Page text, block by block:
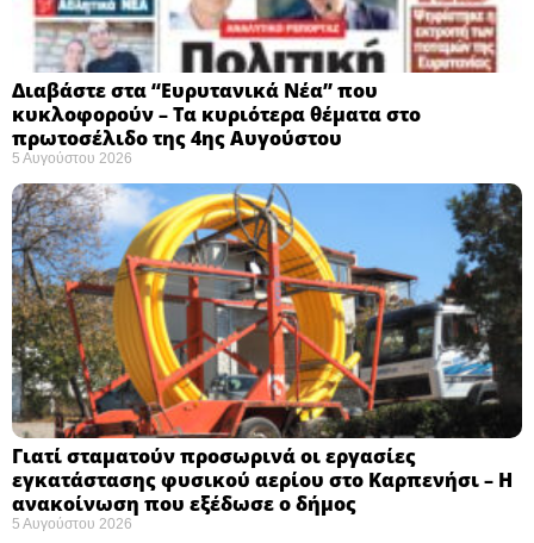
Διαβάστε στα “Ευρυτανικά Νέα” που
κυκλοφορούν – Τα κυριότερα θέματα στο
πρωτοσέλιδο της 4ης Αυγούστου
5 Αυγούστου 2026
Γιατί σταματούν προσωρινά οι εργασίες
εγκατάστασης φυσικού αερίου στο Καρπενήσι – Η
ανακοίνωση που εξέδωσε ο δήμος
5 Αυγούστου 2026